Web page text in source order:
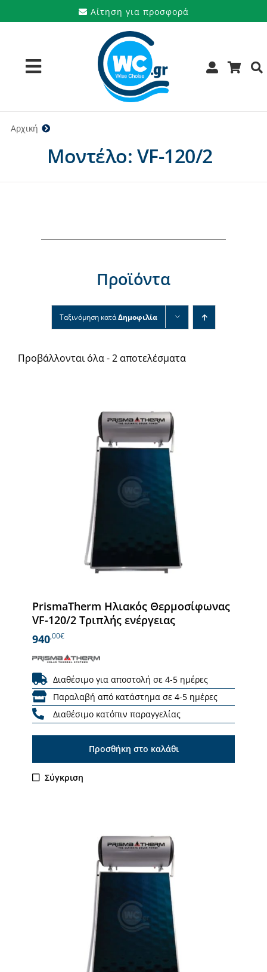
στο
Αίτηση για προσφορά
Toggle
Navigation
Προϊόντα
Υπηρεσίες
Επικοινωνία
Αρχική
Μοντέλο: VF-120/2
Προϊόντα
Ταξινόμηση κατάΔημοφιλία
Προβάλλονται όλα - 2 αποτελέσματα
PrismaTherm Ηλιακός Θερμοσίφωνας
VF-120/2 Τριπλής ενέργειας
940,00€
Διαθέσιμο για αποστολή σε 4-5 ημέρες
Παραλαβή από κατάστημα σε 4-5 ημέρες
Διαθέσιμο κατόπιν παραγγελίας
Προσθήκη στο καλάθι
Σύγκριση